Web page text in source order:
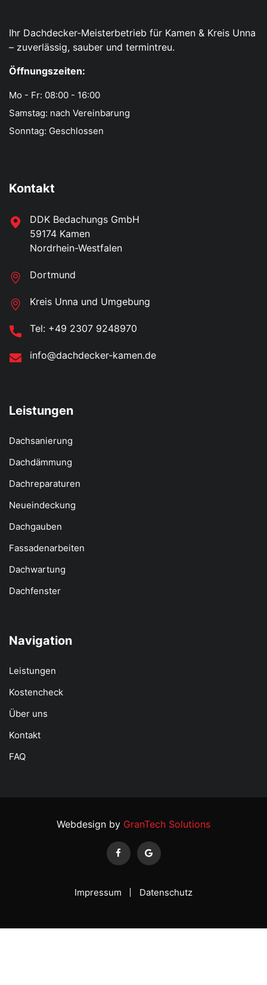
Ihr Dachdecker-Meisterbetrieb für Kamen & Kreis Unna
– zuverlässig, sauber und termintreu.
Öffnungszeiten:
Mo - Fr: 08:00 - 16:00
Samstag: nach Vereinbarung
Sonntag: Geschlossen
Kontakt
DDK Bedachungs GmbH
59174 Kamen
Nordrhein-Westfalen
Dortmund
Kreis Unna und Umgebung
Tel: +49 2307 9248970
info@dachdecker-kamen.de
Leistungen
Dachsanierung
Dachdämmung
Dachreparaturen
Neueindeckung
Dachgauben
Fassadenarbeiten
Dachwartung
Dachfenster
Navigation
Leistungen
Kostencheck
Über uns
Kontakt
FAQ
Webdesign by GranTech Solutions
Impressum Datenschutz